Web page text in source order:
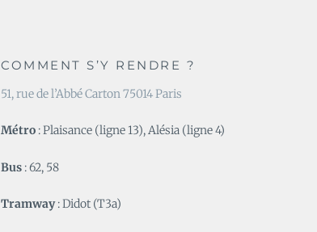
COMMENT S’Y RENDRE ?
51, rue de l’Abbé Carton 75014 Paris
Métro : Plaisance (ligne 13), Alésia (ligne 4)
Bus : 62, 58
Tramway: Didot (T3a)